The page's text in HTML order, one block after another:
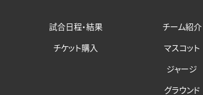
試合日程・結果
チケット購入
チーム紹介
マスコット
ジャージ
グラウンド